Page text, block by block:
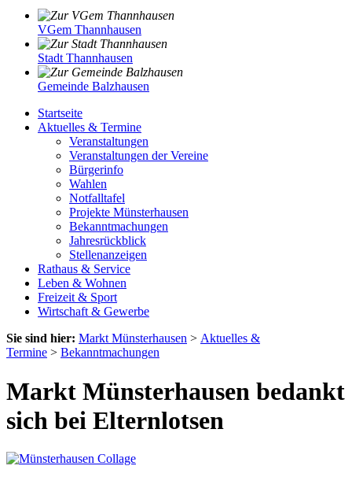
VGem Thannhausen
Stadt Thannhausen
Gemeinde Balzhausen
Startseite
Aktuelles & Termine
Veranstaltungen
Veranstaltungen der Vereine
Bürgerinfo
Wahlen
Notfalltafel
Projekte Münsterhausen
Bekanntmachungen
Jahresrückblick
Stellenanzeigen
Rathaus & Service
Leben & Wohnen
Freizeit & Sport
Wirtschaft & Gewerbe
Sie sind hier: Markt Münsterhausen > Aktuelles &
Termine > Bekanntmachungen
Markt Münsterhausen bedankt
sich bei Elternlotsen